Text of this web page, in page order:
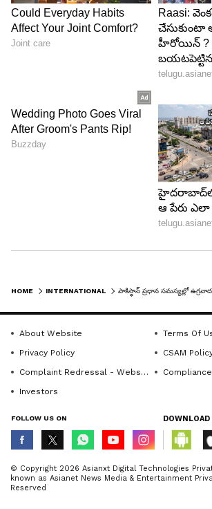
HOME INTERNATIONAL పాకిస్థాన్ ప్రధాన సమస్యల్లో
About Website
Terms Of
Privacy Policy
CSAM
Complaint Redressal - Website
Investors
FOLLOW US ON DOWNLOAD
© Copyright 2026 Asianxt Digital Technologies
known as Asianet News Media & Entertainment
Reserved